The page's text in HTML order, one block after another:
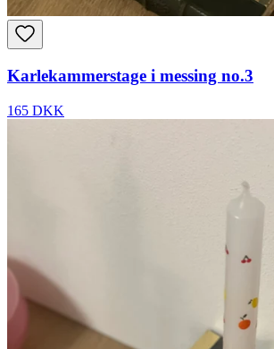
Karlekammerstage i messing no.3
165 DKK